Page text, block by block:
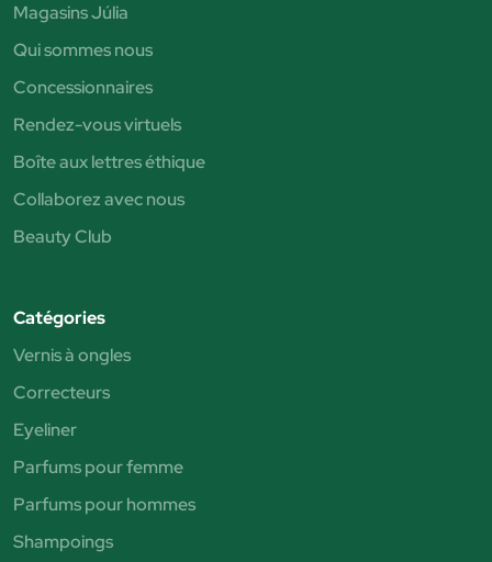
Magasins Júlia
Qui sommes nous
Concessionnaires
Rendez-vous virtuels
Boîte aux lettres éthique
Collaborez avec nous
Beauty Club
Catégories
Vernis à ongles
Correcteurs
Eyeliner
Parfums pour femme
Parfums pour hommes
Shampoings